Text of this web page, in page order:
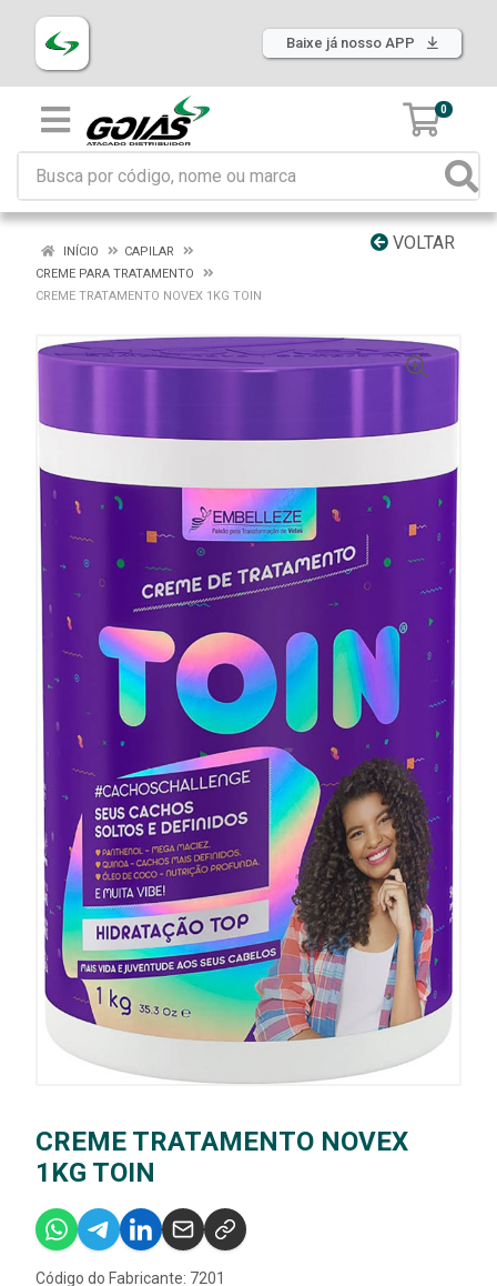
Baixe já nosso APP
0
VOLTAR
INÍCIO
CAPILAR
CREME PARA TRATAMENTO
CREME TRATAMENTO NOVEX 1KG TOIN
CREME TRATAMENTO NOVEX
1KG TOIN
Código do Fabricante: 7201